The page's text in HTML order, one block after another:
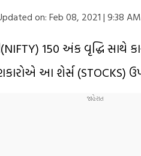
on: Feb 08, 2021 | 9:38 AM
150 અંક વૃદ્ધિ સાથે
આ શેર્સ (STOCKS)